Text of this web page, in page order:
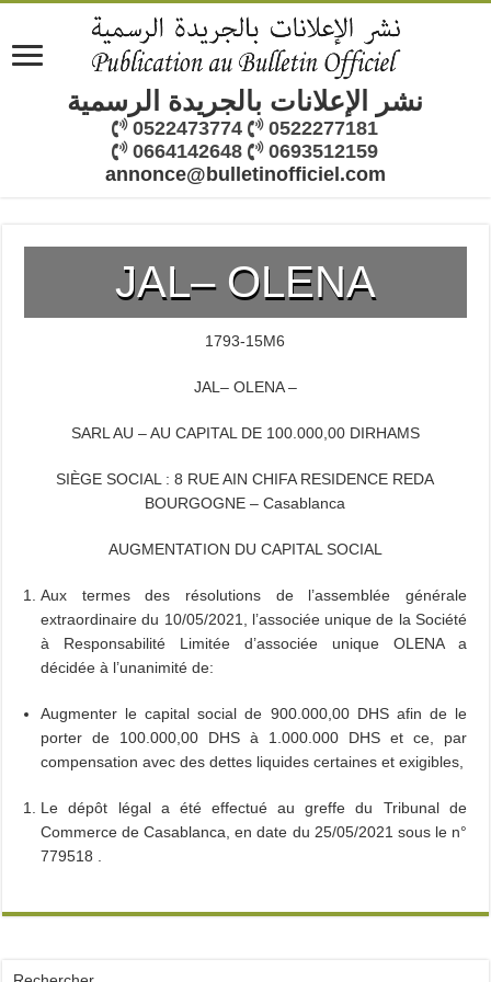
نشر الإعلانات بالجريدة الرسمية
0522473774
0522277181
0664142648
0693512159
annonce@bulletinofficiel.com
JAL– OLENA
1793-15M6
JAL – OLENA –
SARL AU – AU CAPITAL DE 100.000,00 DIRHAMS
SIÈGE SOCIAL : 8 RUE AIN CHIFA RESIDENCE REDA
BOURGOGNE – Casablanca
AUGMENTATION DU CAPITAL SOCIAL
Aux termes des résolutions de l’assemblée générale
extraordinaire du 10/05/2021, l’associée unique de la Société
à Responsabilité Limitée d’associée unique OLENA a
décidée à l’unanimité de:
Augmenter le capital social de 900.000,00 DHS afin de le
porter de 100.000,00 DHS à 1.000.000 DHS et ce, par
compensation avec des dettes liquides certaines et exigibles,
Le dépôt légal a été effectué au greffe du Tribunal de
Commerce de Casablanca, en date du 25/05/2021 sous le n°
779518 .